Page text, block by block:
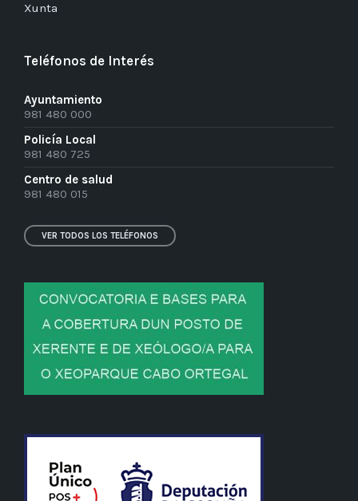
Xunta
Teléfonos de Interés
Ayuntamiento
981 480 000
Policía Local
981 480 725
Centro de salud
981 480 015
VER TODOS LOS TELÉFONOS